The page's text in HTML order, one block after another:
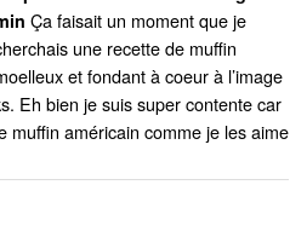
Ça faisait un moment que je
une recette de muffin
et fondant à coeur à l’image
Eh bien je suis super contente car
muffin américain comme je les aime